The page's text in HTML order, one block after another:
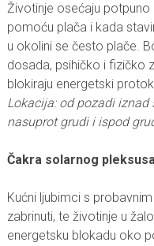
Životinje osećaju
pomoću plača i kada
u okolini se često plače.
dosada, psihičko i fizičko
blokiraju energetski
Lokacija: od pozadi iznad
nasuprot grudi i ispod
Čakra solarnog
Kućni ljubimci s
zabrinuti, te životinje u
energetsku blokadu oko